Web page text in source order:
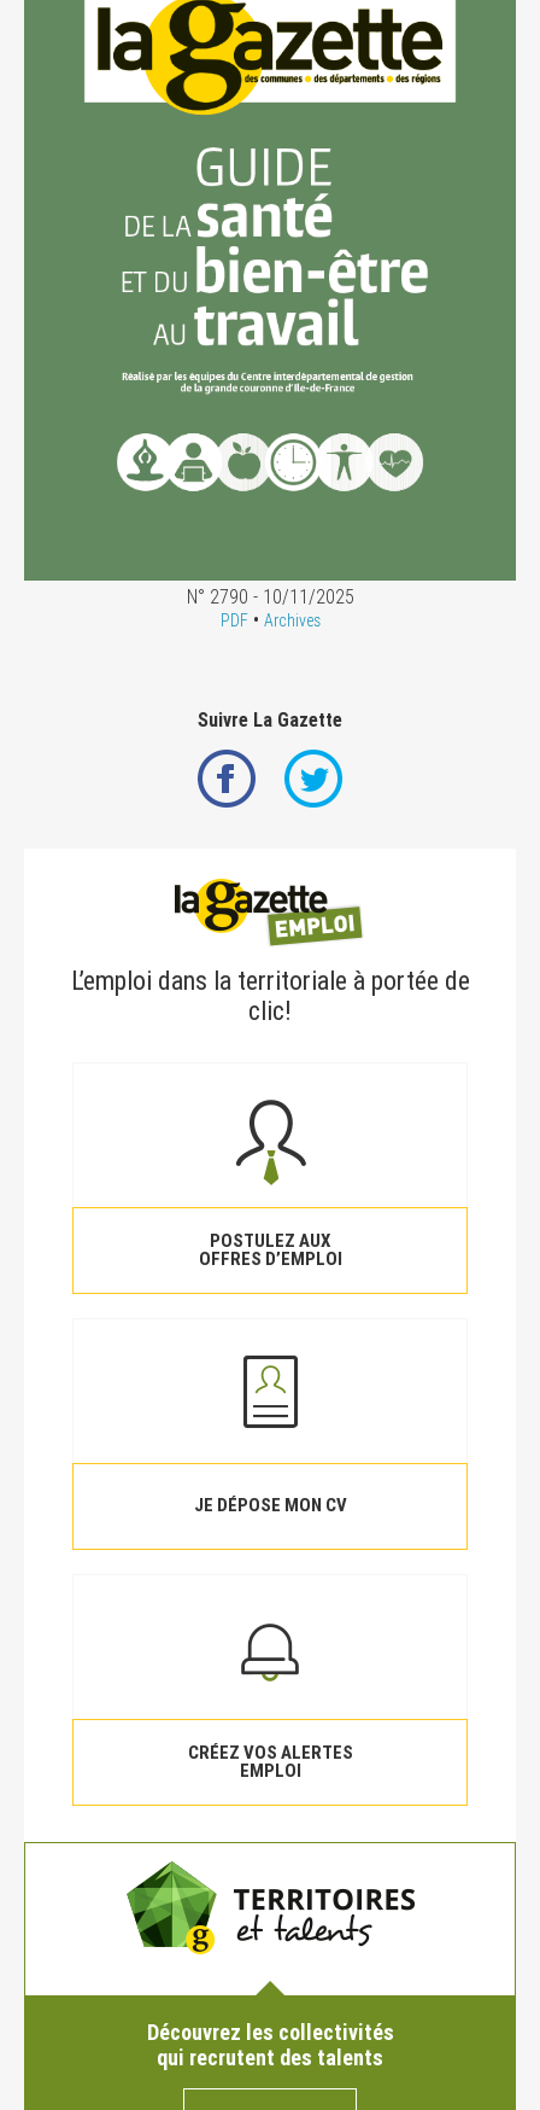
N° 2790 - 10/11/2025
PDF• Archives
Suivre La Gazette
L’emploi dans la territoriale à portée de
clic!
POSTULEZ AUX
OFFRES D’EMPLOI
JE DÉPOSE MON CV
CRÉEZ VOS ALERTES
EMPLOI
Découvrez les collectivités
qui recrutent des talents